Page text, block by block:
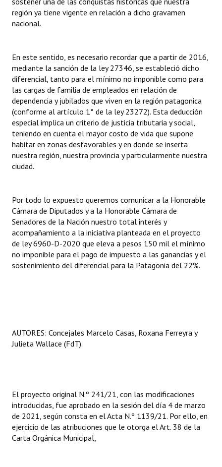
región ya tiene vigente en relación a dicho gravamen
nacional.
En este sentido, es necesario recordar que a partir de 2016,
mediante la sanción de la ley 27346, se estableció dicho
diferencial, tanto para el mínimo no imponible como para
las cargas de familia de empleados en relación de
dependencia y jubilados que viven en la región patagonica
(conforme al artículo 1° de la ley 23272). Esta deducción
especial implica un criterio de justicia tributaria y social,
teniendo en cuenta el mayor costo de vida que supone
habitar en zonas desfavorables y en donde se inserta
nuestra región, nuestra provincia y particularmente nuestra
ciudad.
Por todo lo expuesto queremos comunicar a la Honorable
Cámara de Diputados y a la Honorable Cámara de
Senadores de la Nación nuestro total interés y
acompañamiento a la iniciativa planteada en el proyecto
de ley 6960-D-2020 que eleva a pesos 150 mil el mínimo
no imponible para el pago de impuesto a las ganancias y el
sostenimiento del diferencial para la Patagonia del 22%.
AUTORES: Concejales Marcelo Casas, Roxana Ferreyra y
Julieta Wallace (FdT).
El proyecto original N.º 241/21, con las modificaciones
introducidas, fue aprobado en la sesión del día 4 de marzo
de 2021, según consta en el Acta N.º 1139/21. Por ello, en
ejercicio de las atribuciones que le otorga el Art. 38 de la
Carta Orgánica Municipal,